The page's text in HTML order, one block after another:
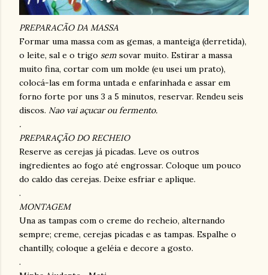
PREPARACÃO DA MASSA
Formar uma massa com as gemas, a manteiga (derretida),
o leite, sal e o trigo sem sovar muito. Estirar a massa
muito fina, cortar com um molde (eu usei um prato),
colocá-las em forma untada e enfarinhada e assar em
forno forte por uns 3 a 5 minutos, reservar. Rendeu seis
discos. Nao vai açucar ou fermento.
.
PREPARAÇÃO DO RECHEIO
Reserve as cerejas já picadas. Leve os outros
ingredientes ao fogo até engrossar. Coloque um pouco
do caldo das cerejas. Deixe esfriar e aplique.
.
MONTAGEM
Una as tampas com o creme do recheio, alternando
sempre; creme, cerejas picadas e as tampas. Espalhe o
chantilly, coloque a geléia e decore a gosto.
.